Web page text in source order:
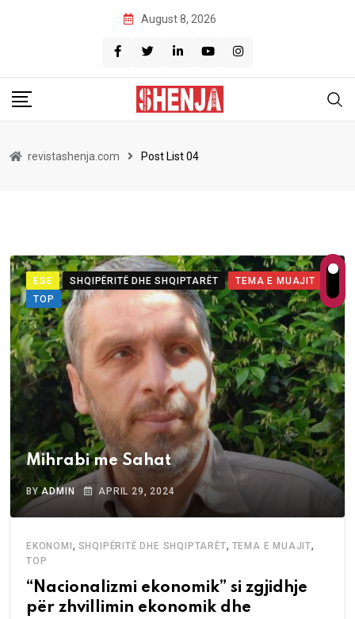
August 8, 2026
revistashenja.com Post List 04
ESE SHQIPËRITË DHE SHQIPTARËT
TEMA E MUAJIT
TOP
Mihrabi me Sahat
BYADMIN APRIL 29, 2024
EKONOMI , SHQIPËRITË DHE SHQIPTARËT, TEMA E MUAJIT,
TOP
“Nacionalizmi ekonomik” si zgjidhje
për zhvillimin ekonomik dhe